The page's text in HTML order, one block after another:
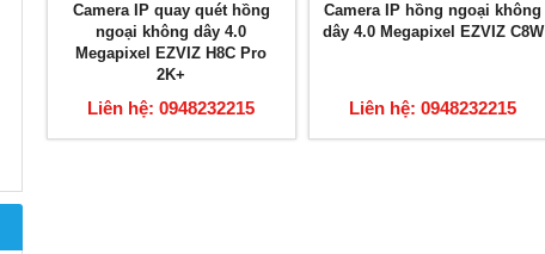
Camera IP quay quét hồng
ngoại không dây 4.0
Megapixel EZVIZ H8C Pro
2K+
Liên hệ: 0948232215
Camera IP hồng ngoại không
dây 4.0 Megapixel EZVIZ C8W
Liên hệ: 0948232215